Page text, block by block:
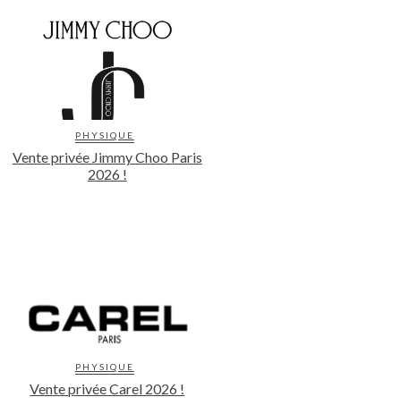
PHYSIQUE
Vente privée Jimmy Choo Paris
2026 !
PHYSIQUE
Vente privée Carel 2026 !